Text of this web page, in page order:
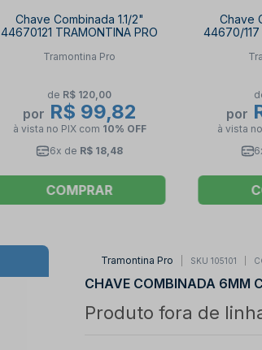
Chave Combinada 1.1/2"
44670121 TRAMONTINA PRO
Tramontina Pro
de R$ 120,00
por R$ 99,82
à vista no PIX com 10% OFF
6x de R$ 18,48
COMPRAR
Chave
44670/117
por
à vista
Tramontina Pro SKU 105101
CHAVE COMBINADA 6MM
Produto fora de